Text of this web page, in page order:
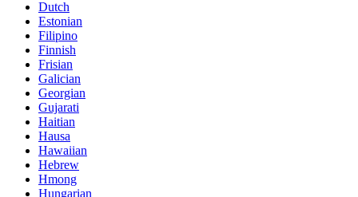
Dutch
Estonian
Filipino
Finnish
Frisian
Galician
Georgian
Gujarati
Haitian
Hausa
Hawaiian
Hebrew
Hmong
Hungarian